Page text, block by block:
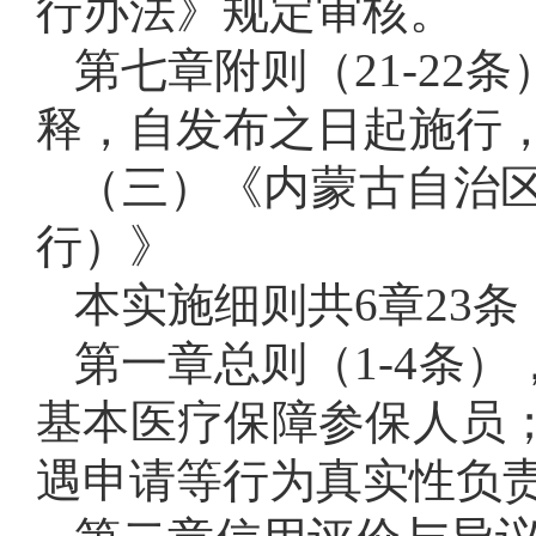
行办法》规定审核。
第七章附则（21-22
释，自发布之日起施行
（三）《内蒙古自
行）》
本实施细则共6章23
第一章总则（1-4条）
基本医疗保障参保人员
遇申请等行为真实性负